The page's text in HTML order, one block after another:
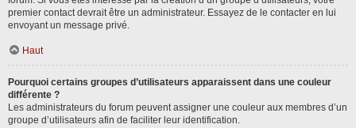
premier contact devrait être un administrateur. Essayez de le contacter en lui
envoyant un message privé.
Haut
Pourquoi certains groupes d’utilisateurs apparaissent dans une couleur
différente ?
Les administrateurs du forum peuvent assigner une couleur aux membres d’un
groupe d’utilisateurs afin de faciliter leur identification.